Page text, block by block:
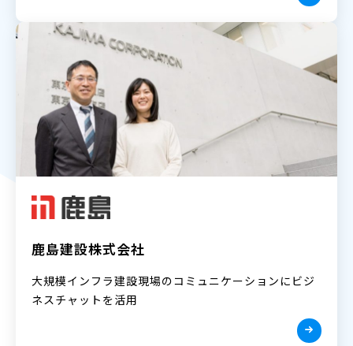
鹿島建設株式会社
大規模インフラ建設現場のコミュニケーションにビジ
ネスチャットを活用